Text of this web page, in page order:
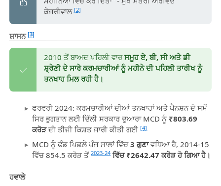
ਕੇਜਰੀਵਾਲ[2]
ਸ਼ਾਸਨ[3]
2010 ਤੋਂ ਬਾਅਦ ਪਹਿਲੀ ਵਾਰਸਮੂਹ ਏ, ਬੀ, ਸੀ ਅਤੇ ਡੀ
ਸ਼੍ਰੇਣੀ ਦੇ ਸਾਰੇ ਕਰਮਚਾਰੀਆਂ ਨੂੰ ਮਹੀਨੇ ਦੀ ਪਹਿਲੀ ਤਾਰੀਖ ਨੂੰ
ਤਨਖਾਹ ਮਿਲ ਰਹੀ ਹੈ।
ਫਰਵਰੀ 2024: ਕਰਮਚਾਰੀਆਂ ਦੀਆਂ ਤਨਖਾਹਾਂ ਅਤੇ ਪੈਨਸ਼ਨ ਦੇ ਸਮੇਂ
ਸਿਰ ਭੁਗਤਾਨ ਲਈ ਦਿੱਲੀ ਸਰਕਾਰ ਦੁਆਰਾ MCD ਨੂੰ ₹803.69
ਕਰੋੜਦੀ ਤੀਜੀ ਕਿਸ਼ਤ ਜਾਰੀ ਕੀਤੀ ਗਈ [4]
MCD ਨੂੰ ਫੰਡ ਪਿਛਲੇ ਪੰਜ ਸਾਲਾਂ ਵਿੱਚ3 ਗੁਣਾਵਧਿਆ ਹੈ, 2014-15
ਵਿੱਚ 854.5 ਕਰੋੜ ਤੋਂ2023-24 ਵਿੱਚ ₹2642.47 ਕਰੋੜ ਹੋ ਗਿਆ ਹੈ।
ਹਵਾਲੇ